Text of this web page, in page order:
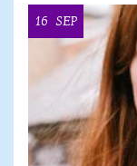
16 SEP